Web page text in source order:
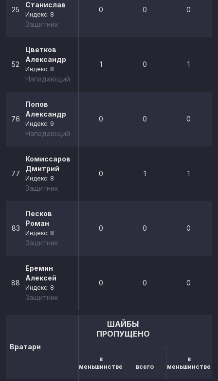
25
Станислав
Индекс: 8
Защитник
0 0 0
52
Цветков
Александр
Индекс: 8
Нападающий
1 0 1
76
Попов
Александр
Индекс: 9
Нападающий
0 0 0
77
Комиссаров
Дмитрий
Индекс: 8
Защитник
0 1 1
83
Песков
Роман
Индекс: 8
Защитник
0 0 0
88
Еремин
Алексей
Индекс: 8
Защитник
0 0 0
Вратари
ШАЙБЫ
ПРОПУЩЕНО
в
меньшинстве
всего
в
меньшинстве